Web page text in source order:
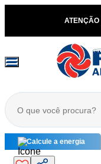
ATENÇÃO |
Calcule a energia